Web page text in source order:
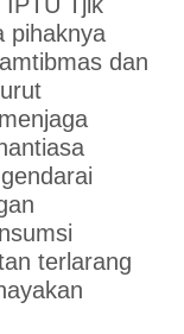
pihaknya
dan
terlarang